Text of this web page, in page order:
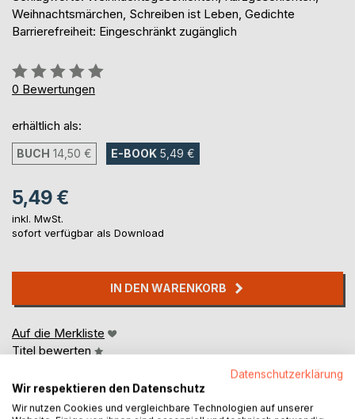
Weihnachtsmärchen, Schreiben ist Leben, Gedichte
Barrierefreiheit: Eingeschränkt zugänglich
Bewertung::
0%
0 Bewertungen
erhältlich als:
BUCH 14,50 € E-BOOK 5,49 €
5,49 €
inkl. MwSt.
sofort verfügbar als Download
IN DEN WARENKORB
Auf die Merkliste
Titel bewerten
Datenschutzerklärung
Wir respektieren den Datenschutz
Wir nutzen Cookies und vergleichbare Technologien auf unserer